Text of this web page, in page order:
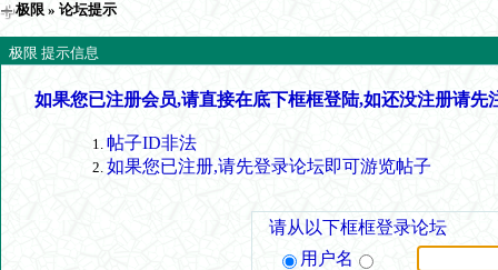
极限 » 论坛提示
极限 提示信息
如果您已注册会员,请直接在底下框框登陆,如还没注册请先
帖子ID非法
如果您已注册,请先登录论坛即可游览帖子
请从以下框框登录论坛
用户名